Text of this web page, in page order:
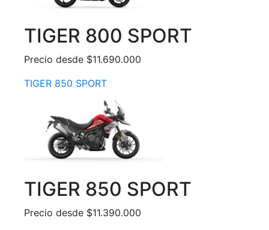
TIGER 800 SPORT
Precio desde $11.690.000
TIGER 850 SPORT
TIGER 850 SPORT
Precio desde $11.390.000